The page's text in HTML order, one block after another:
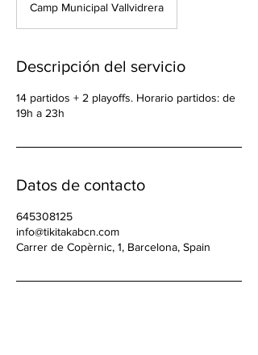
Camp Municipal Vallvidrera
Descripción del servicio
14 partidos + 2 playoffs. Horario partidos: de
19h a 23h
Datos de contacto
645308125
info@tikitakabcn.com
Carrer de Copèrnic, 1, Barcelona, Spain